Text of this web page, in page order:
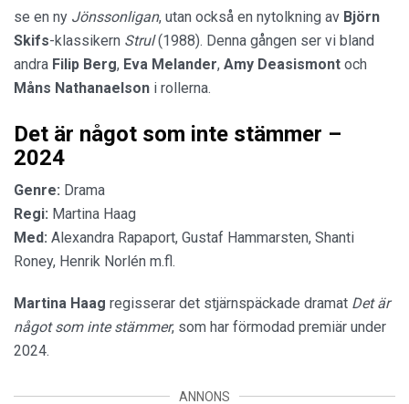
se en ny Jönssonligan, utan också en nytolkning av Björn
Skifs-klassikern Strul(1988). Denna gången ser vi bland
andra Filip Berg, Eva Melander, Amy Deasismont och
Måns Nathanaelson i rollerna.
Det är något som inte stämmer –
2024
Genre: Drama
Regi: Martina Haag
Med: Alexandra Rapaport, Gustaf Hammarsten, Shanti
Roney, Henrik Norlén m.fl.
Martina Haag regisserar det stjärnspäckade dramat Det är
något som inte stämmer, som har förmodad premiär under
2024.
ANNONS